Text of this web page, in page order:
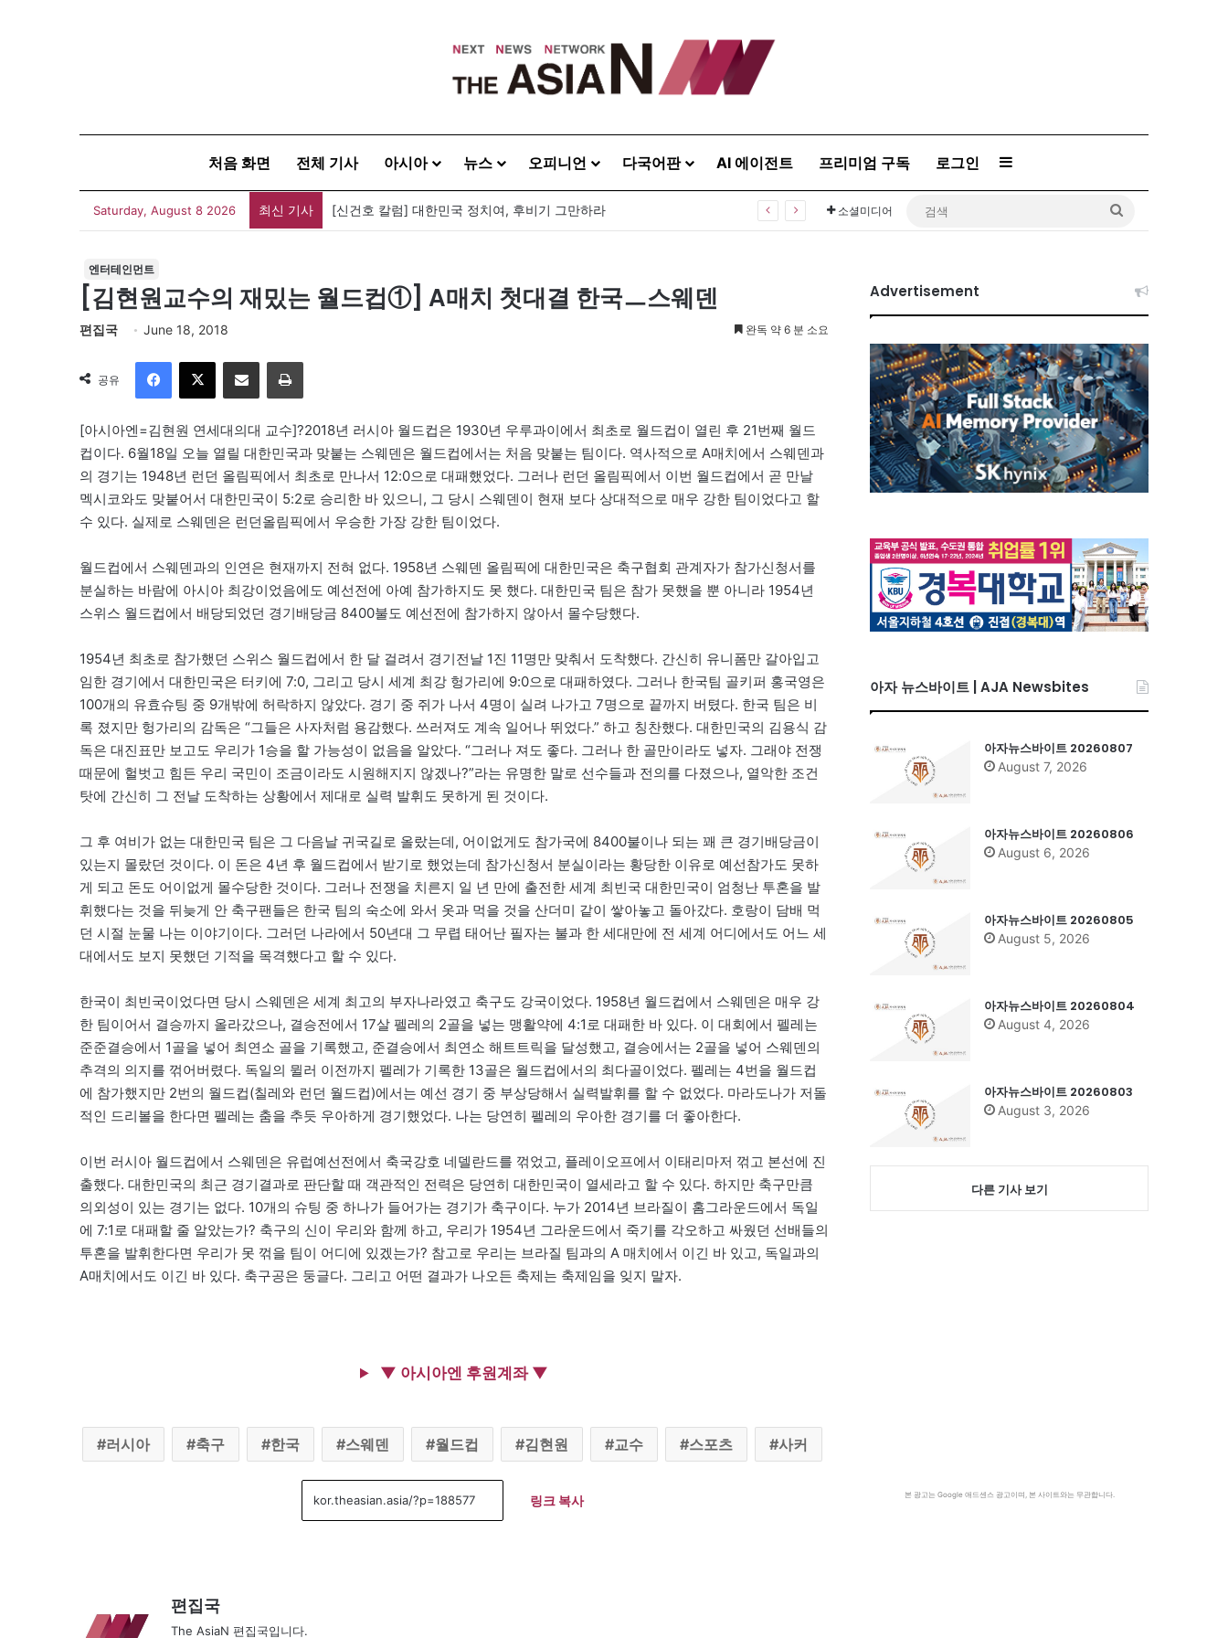
처음 화면 전체 기사 아시아 뉴스 오피니언 다국어판 AI 에이전트 프리미엄 구독 로그인 Sidebar
Saturday, August 8 2026 최신 기사 유가협 창립 40주년 기념식…12일 오후 남영동 민주화운동기념관 소셜미디어
엔터테인먼트
[김현원교수의 재밌는 월드컵①] A매치 첫대결 한국ㅡ스웨덴
편집국 June 18, 2018 완독 약 6 분 소요
공유
이메일
[아시아엔=김현원 연세대의대 교수]?2018년 러시아 월드컵은 1930년 우루과이에서 최초로 월드컵이 열린 후 21번째 월드
컵이다. 6월18일 오늘 열릴 대한민국과 맞붙는 스웨덴은 월드컵에서는 처음 맞붙는 팀이다. 역사적으로 A매치에서 스웨덴과
의 경기는 1948년 런던 올림픽에서 최초로 만나서 12:0으로 대패했었다. 그러나 런던 올림픽에서 이번 월드컵에서 곧 만날
멕시코와도 맞붙어서 대한민국이 5:2로 승리한 바 있으니, 그 당시 스웨덴이 현재 보다 상대적으로 매우 강한 팀이었다고 할
수 있다. 실제로 스웨덴은 런던올림픽에서 우승한 가장 강한 팀이었다.
월드컵에서 스웨덴과의 인연은 현재까지 전혀 없다. 1958년 스웨덴 올림픽에 대한민국은 축구협회 관계자가 참가신청서를
분실하는 바람에 아시아 최강이었음에도 예선전에 아예 참가하지도 못 했다. 대한민국 팀은 참가 못했을 뿐 아니라 1954년
스위스 월드컵에서 배당되었던 경기배당금 8400불도 예선전에 참가하지 않아서 몰수당했다.
1954년 최초로 참가했던 스위스 월드컵에서 한 달 걸려서 경기전날 1진 11명만 맞춰서 도착했다. 간신히 유니폼만 갈아입고
임한 경기에서 대한민국은 터키에 7:0, 그리고 당시 세계 최강 헝가리에 9:0으로 대패하였다. 그러나 한국팀 골키퍼 홍국영은
100개의 유효슈팅 중 9개밖에 허락하지 않았다. 경기 중 쥐가 나서 4명이 실려 나가고 7명으로 끝까지 버텼다. 한국 팀은 비
록 졌지만 헝가리의 감독은 “그들은 사자처럼 용감했다. 쓰러져도 계속 일어나 뛰었다.” 하고 칭찬했다. 대한민국의 김용식 감
독은 대진표만 보고도 우리가 1승을 할 가능성이 없음을 알았다. “그러나 져도 좋다. 그러나 한 골만이라도 넣자. 그래야 전쟁
때문에 헐벗고 힘든 우리 국민이 조금이라도 시원해지지 않겠나?”라는 유명한 말로 선수들과 전의를 다졌으나, 열악한 조건
탓에 간신히 그 전날 도착하는 상황에서 제대로 실력 발휘도 못하게 된 것이다.
그 후 여비가 없는 대한민국 팀은 그 다음날 귀국길로 올랐는데, 어이없게도 참가국에 8400불이나 되는 꽤 큰 경기배당금이
있는지 몰랐던 것이다. 이 돈은 4년 후 월드컵에서 받기로 했었는데 참가신청서 분실이라는 황당한 이유로 예선참가도 못하
게 되고 돈도 어이없게 몰수당한 것이다. 그러나 전쟁을 치른지 일 년 만에 출전한 세계 최빈국 대한민국이 엄청난 투혼을 발
휘했다는 것을 뒤늦게 안 축구팬들은 한국 팀의 숙소에 와서 옷과 먹을 것을 산더미 같이 쌓아놓고 돌아갔다. 호랑이 담배 먹
던 시절 눈물 나는 이야기이다. 그러던 나라에서 50년대 그 무렵 태어난 필자는 불과 한 세대만에 전 세계 어디에서도 어느 세
대에서도 보지 못했던 기적을 목격했다고 할 수 있다.
한국이 최빈국이었다면 당시 스웨덴은 세계 최고의 부자나라였고 축구도 강국이었다. 1958년 월드컵에서 스웨덴은 매우 강
한 팀이어서 결승까지 올라갔으나, 결승전에서 17살 펠레의 2골을 넣는 맹활약에 4:1로 대패한 바 있다. 이 대회에서 펠레는
준준결승에서 1골을 넣어 최연소 골을 기록했고, 준결승에서 최연소 해트트릭을 달성했고, 결승에서는 2골을 넣어 스웨덴의
추격의 의지를 꺾어버렸다. 독일의 뮐러 이전까지 펠레가 기록한 13골은 월드컵에서의 최다골이었다. 펠레는 4번을 월드컵
에 참가했지만 2번의 월드컵(칠레와 런던 월드컵)에서는 예선 경기 중 부상당해서 실력발휘를 할 수 없었다. 마라도나가 저돌
적인 드리볼을 한다면 펠레는 춤을 추듯 우아하게 경기했었다. 나는 당연히 펠레의 우아한 경기를 더 좋아한다.
이번 러시아 월드컵에서 스웨덴은 유럽예선전에서 축국강호 네델란드를 꺾었고, 플레이오프에서 이태리마저 꺾고 본선에 진
출했다. 대한민국의 최근 경기결과로 판단할 때 객관적인 전력은 당연히 대한민국이 열세라고 할 수 있다. 하지만 축구만큼
의외성이 있는 경기는 없다. 10개의 슈팅 중 하나가 들어가는 경기가 축구이다. 누가 2014년 브라질이 홈그라운드에서 독일
에 7:1로 대패할 줄 알았는가? 축구의 신이 우리와 함께 하고, 우리가 1954년 그라운드에서 죽기를 각오하고 싸웠던 선배들의
투혼을 발휘한다면 우리가 못 꺾을 팀이 어디에 있겠는가? 참고로 우리는 브라질 팀과의 A 매치에서 이긴 바 있고, 독일과의
A매치에서도 이긴 바 있다. 축구공은 둥글다. 그리고 어떤 결과가 나오든 축제는 축제임을 잊지 말자.
▼ 아시아엔 후원계좌 ▼
러시아 축구 한국 스웨덴 월드컵 김현원 교수 스포츠 사커
링크 복사
편집국
The AsiaN 편집국입니다.
Advertisement
아자 뉴스바이트 | AJA Newsbites
아자뉴스바이트 20260807
August 7, 2026
아자뉴스바이트 20260806
August 6, 2026
아자뉴스바이트 20260805
August 5, 2026
아자뉴스바이트 20260804
August 4, 2026
아자뉴스바이트 20260803
August 3, 2026
다른 기사 보기
본 광고는 Google 애드센스 광고이며, 본 사이트와는 무관합니다.